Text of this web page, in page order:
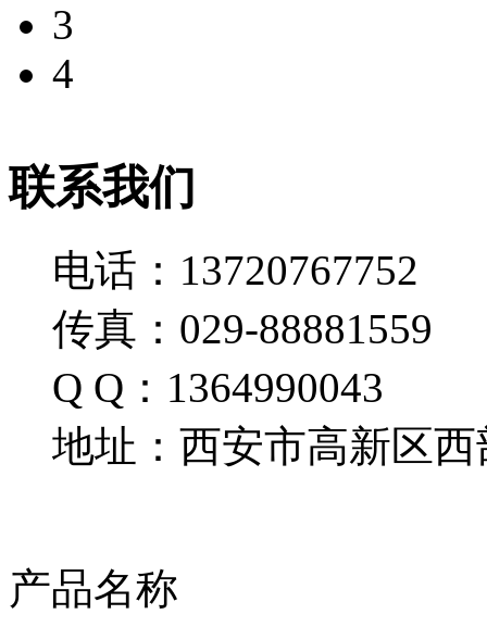
3
4
联系我们
电话：13720767752
传真：029-88881559
Q Q：1364990043
地址：西安市高新区西
产品名称